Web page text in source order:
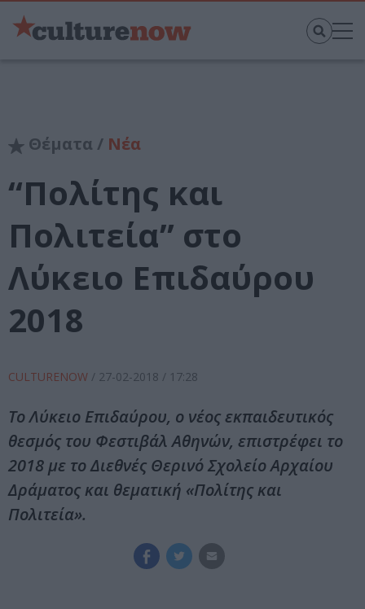
Θέματα / Νέα
“Πολίτης και
Πολιτεία” στο
Λύκειο Επιδαύρου
2018
CULTURENOW / 27-02-2018 / 17:28
Το Λύκειο Επιδαύρου, ο νέος εκπαιδευτικός
θεσμός του Φεστιβάλ Αθηνών, επιστρέφει το
2018 με το Διεθνές Θερινό Σχολείο Αρχαίου
Δράματος και θεματική «Πολίτης και
Πολιτεία».